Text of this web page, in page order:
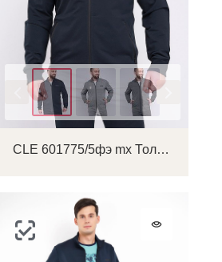
CLE 601775/5фэ mx Толстовка мужская